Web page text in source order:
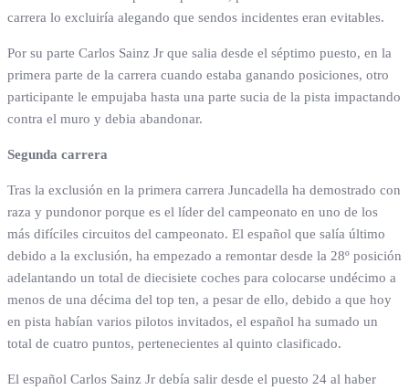
carrera lo excluiría alegando que sendos incidentes eran evitables.
Por su parte Carlos Sainz Jr que salia desde el séptimo puesto, en la
primera parte de la carrera cuando estaba ganando posiciones, otro
participante le empujaba hasta una parte sucia de la pista impactando
contra el muro y debia abandonar.
Segunda carrera
Tras la exclusión en la primera carrera Juncadella ha demostrado con
raza y pundonor porque es el líder del campeonato en uno de los
más difíciles circuitos del campeonato. El español que salía último
debido a la exclusión, ha empezado a remontar desde la 28º posición
adelantando un total de diecisiete coches para colocarse undécimo a
menos de una décima del top ten, a pesar de ello, debido a que hoy
en pista habían varios pilotos invitados, el español ha sumado un
total de cuatro puntos, pertenecientes al quinto clasificado.
El español Carlos Sainz Jr debía salir desde el puesto 24 al haber